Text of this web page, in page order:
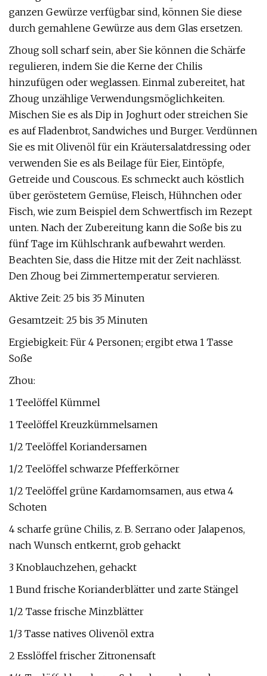
ganzen Gewürze verfügbar sind, können Sie diese
durch gemahlene Gewürze aus dem Glas ersetzen.
Zhoug soll scharf sein, aber Sie können die Schärfe
regulieren, indem Sie die Kerne der Chilis
hinzufügen oder weglassen. Einmal zubereitet, hat
Zhoug unzählige Verwendungsmöglichkeiten.
Mischen Sie es als Dip in Joghurt oder streichen Sie
es auf Fladenbrot, Sandwiches und Burger. Verdünnen
Sie es mit Olivenöl für ein Kräutersalatdressing oder
verwenden Sie es als Beilage für Eier, Eintöpfe,
Getreide und Couscous. Es schmeckt auch köstlich
über geröstetem Gemüse, Fleisch, Hühnchen oder
Fisch, wie zum Beispiel dem Schwertfisch im Rezept
unten. Nach der Zubereitung kann die Soße bis zu
fünf Tage im Kühlschrank aufbewahrt werden.
Beachten Sie, dass die Hitze mit der Zeit nachlässt.
Den Zhoug bei Zimmertemperatur servieren.
Aktive Zeit: 25 bis 35 Minuten
Gesamtzeit: 25 bis 35 Minuten
Ergiebigkeit: Für 4 Personen; ergibt etwa 1 Tasse
Soße
Zhou:
1 Teelöffel Kümmel
1 Teelöffel Kreuzkümmelsamen
1/2 Teelöffel Koriandersamen
1/2 Teelöffel schwarze Pfefferkörner
1/2 Teelöffel grüne Kardamomsamen, aus etwa 4
Schoten
4 scharfe grüne Chilis, z. B. Serrano oder Jalapenos,
nach Wunsch entkernt, grob gehackt
3 Knoblauchzehen, gehackt
1 Bund frische Korianderblätter und zarte Stängel
1/2 Tasse frische Minzblätter
1/3 Tasse natives Olivenöl extra
2 Esslöffel frischer Zitronensaft